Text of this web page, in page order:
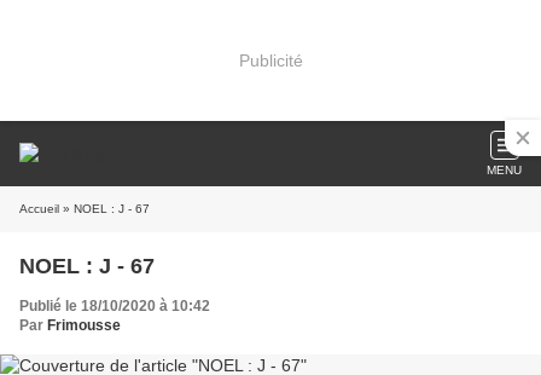
Publicité
MENU
Accueil » NOEL : J - 67
NOEL : J - 67
Publié le 18/10/2020 à 10:42
Par Frimousse